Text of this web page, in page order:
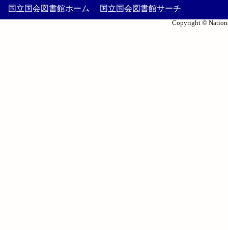
国立国会図書館ホーム 国立国会図書館サーチ
Copyright ©